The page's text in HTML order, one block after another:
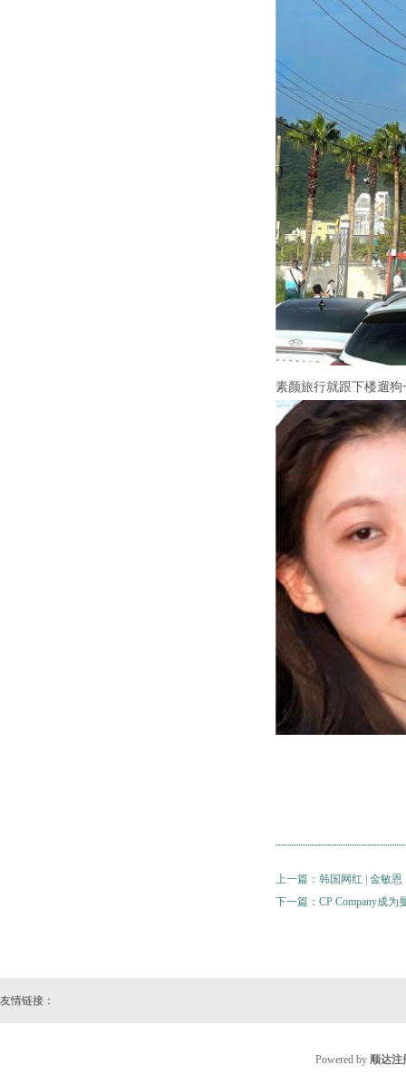
素颜旅行就跟下楼遛狗
上一篇： 韩国网红 | 金敏恩
下一篇： CP Company成
友情链接：
Powered by 顺达注